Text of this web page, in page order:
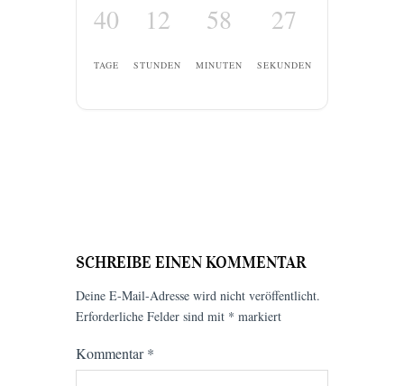
40
TAGE
12
STUNDEN
58
MINUTEN
26
SEKUNDEN
SCHREIBE EINEN KOMMENTAR
Deine E-Mail-Adresse wird nicht veröffentlicht.
Erforderliche Felder sind mit * markiert
Kommentar*